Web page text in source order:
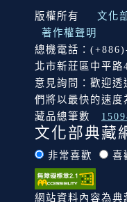
:::
版權所有 文化
著作權聲明
總機電話：
北市新莊區中平路
意見詢問：歡迎
們將以最快的速度
藏品總筆數
文化部典藏
非常喜歡 喜
網站資料內容為典